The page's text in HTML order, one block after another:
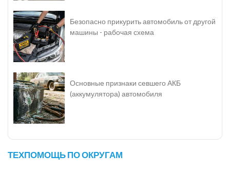
Безопасно прикурить автомобиль от другой
машины - рабочая схема
Основные признаки севшего АКБ
(аккумулятора) автомобиля
ТЕХПОМОЩЬ ПО ОКРУГАМ